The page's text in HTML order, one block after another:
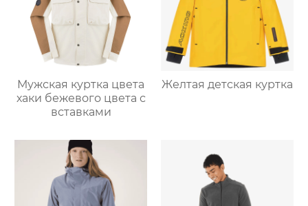
Мужская куртка цвета
хаки бежевого цвета с
вставками
Желтая детская куртка